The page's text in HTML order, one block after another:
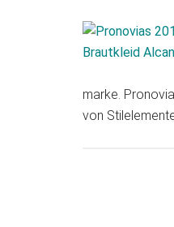
marke.
von